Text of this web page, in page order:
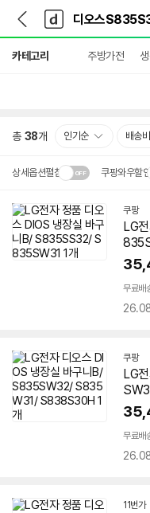
다
나
와
가
기
다
와
메
인
카테고리 주방가전
총 38개 인기순 배송
상세옵션펼침 쿠팡와우할인
설치 환경·지역에 따라
배송·설치비가 달라집니다.닫
기
쿠팡
LG
무료배
쿠팡
LG
무료배
11번가